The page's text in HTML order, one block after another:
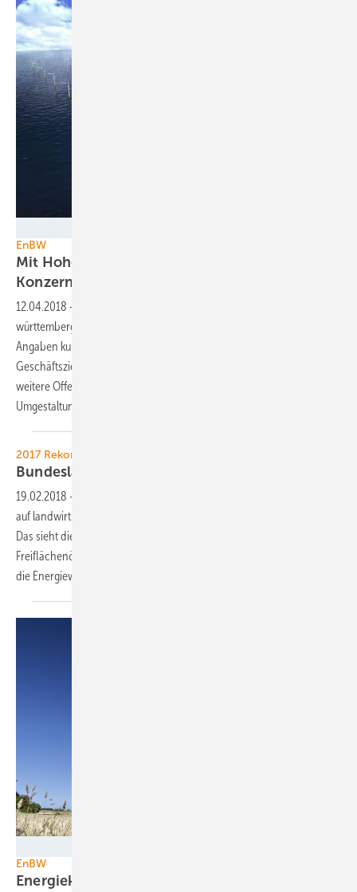
EnBW
Mit Hohe See und Albatros auf
Konzernumbaukurs
12.04.2018 -
württembergische Energieversorger EnBW steht nach eigenen
Angaben kurz davor, seine zu Beginn der Energiewende definierten
Geschäftsziele zu erreichen. 2018 wollen die Karlsruher zudem eine
weitere Offensive im Windkraftausbau starten und so ihre
Umgestaltung zum grünen Energieinfrastrukturkonzern
2017 Rekordjahr
Bundesländer wollen Erneuerbare
19.02.2018 -
auf landwirtschaftlich schlecht nutzbaren Flächen errichtet werden.
Das sieht die im vergangenen Jahr verabschiedete
Freiflächenöffnungsverordnung vor. Und auch Rheinland-Pfalz will
die Energiewende weiter voran
EnBW
Energiekonzern im Ländle verdoppelt